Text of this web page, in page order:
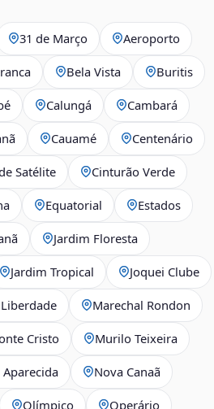
31 de Março Aeroporto
Bela Vista Buritis
Calungá Cambará
Cauamé Centenário
Satélite Cinturão Verde
Equatorial Estados
Jardim Floresta
Jardim Tropical Joquei Clube
Liberdade Marechal Rondon
Cristo Murilo Teixeira
Nova Canaã
Olímpico Operário